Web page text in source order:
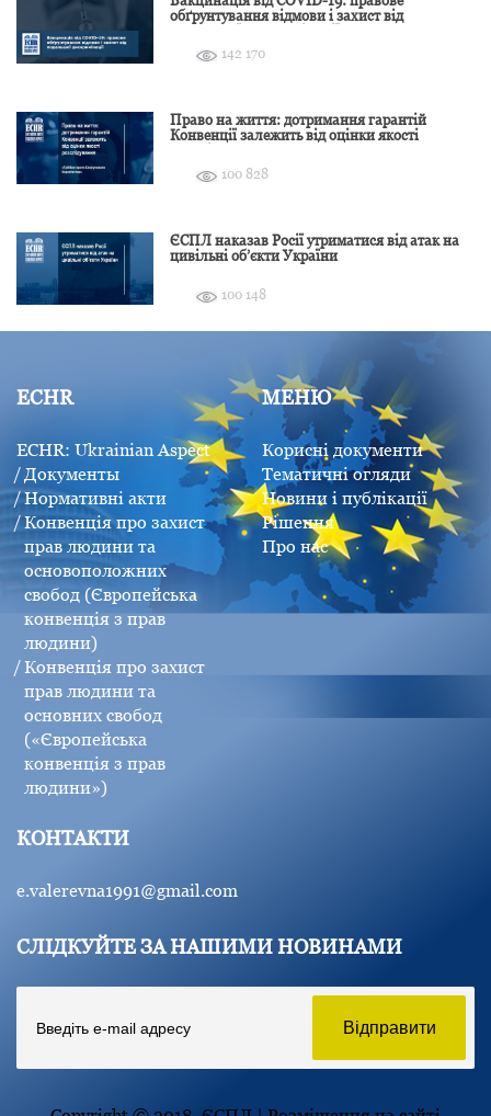
обґрунтування відмови і захист від
142 170
Право на життя: дотримання гарантій
Конвенції залежить від оцінки якості
100 828
ЄСПЛ наказав Росії утриматися від атак на
цивільні об’єкти України
100 148
ECHR
ECHR: Ukrainian Aspect
Документы
Нормативні акти
Конвенція про захист
прав людини та
основоположних
свобод (Європейська
конвенція з прав
людини)
Конвенція про захист
прав людини та
основних свобод
(«Європейська
конвенція з прав
людини»)
МЕНЮ
Корисні документи
Тематичні огляди
Новини і публікації
Рішення
Про нас
КОНТАКТИ
e.valerevna1991@gmail.com
СЛІДКУЙТЕ ЗА НАШИМИ НОВИНАМИ